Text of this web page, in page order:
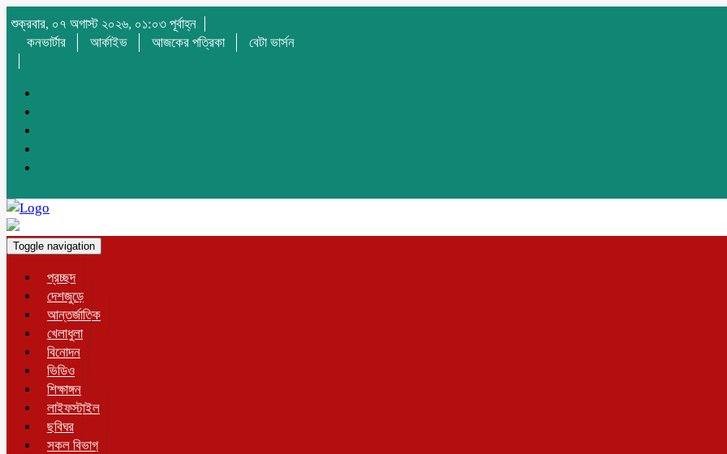
শুক্রবার, ০৭ অগাস্ট ২০২৬, ০১:০৩ পূর্বাহ্ন
কনভার্টার
আর্কাইভ আজকের পত্রিকা বেটা ভার্সন
Toggle navigation
প্রচ্ছদ
দেশজুড়ে
আন্তর্জাতিক
খেলাধুলা
বিনোদন
ভিডিও
শিক্ষাঙ্গন
লাইফস্টাইল
ছবিঘর
সকল বিভাগ